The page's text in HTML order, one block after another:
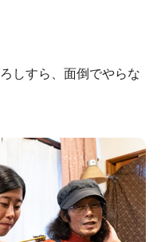
しすら、面倒でやらな